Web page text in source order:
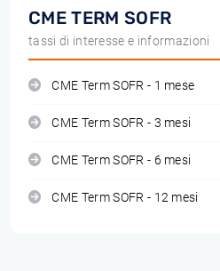
CME TERM SOFR
tassi di interesse e informazioni
CME Term SOFR - 1 mese
CME Term SOFR - 3 mesi
CME Term SOFR - 6 mesi
CME Term SOFR - 12 mesi